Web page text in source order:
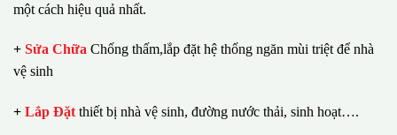
một cách hiệu quả nhất.
+ Sửa Chữa Chống thấm,lắp đặt hệ thống ngăn mùi triệt để nhà
vệ sinh
+ Lắp Đặt thiết bị nhà vệ sinh, đường nước thải, sinh hoạt….